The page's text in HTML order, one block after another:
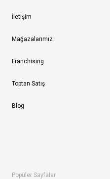
İletişim
Mağazalarımız
Franchising
Toptan Satış
Blog
Popüler Sayfalar